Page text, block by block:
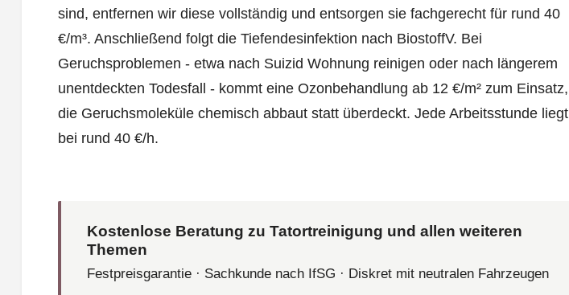
sind, entfernen wir diese vollständig und entsorgen sie fachgerecht für rund 40
€/m³. Anschließend folgt die Tiefendesinfektion nach BiostoffV. Bei
Geruchsproblemen - etwa nach Suizid Wohnung reinigen oder nach längerem
unentdeckten Todesfall - kommt eine Ozonbehandlung ab 12 €/m² zum Einsatz,
die Geruchsmoleküle chemisch abbaut statt überdeckt. Jede Arbeitsstunde liegt
bei rund 40 €/h.
Kostenlose Beratung zu Tatortreinigung und allen weiteren
Themen
Festpreisgarantie · Sachkunde nach IfSG · Diskret mit neutralen Fahrzeugen